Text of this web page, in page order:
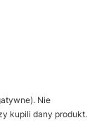
Nie
kupili dany produkt.